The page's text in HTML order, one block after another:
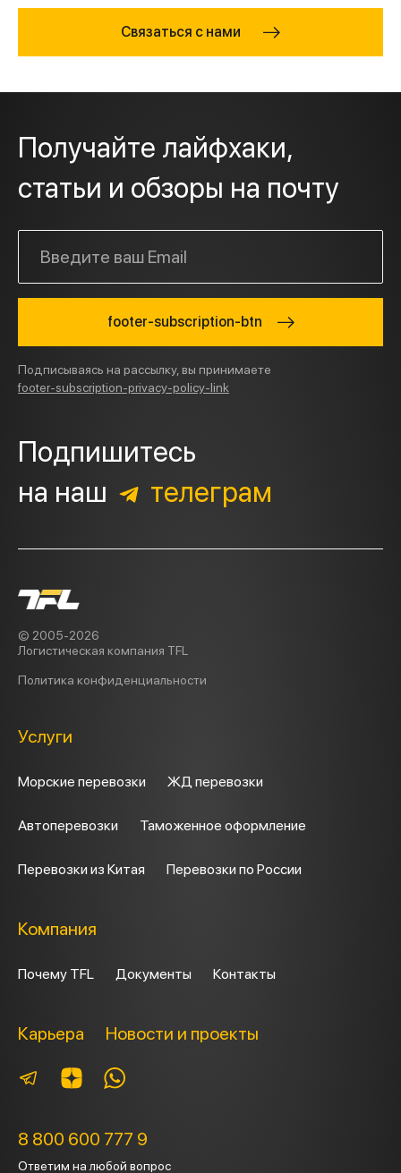
Связаться с нами
Получайте лайфхаки,
статьи и обзоры на почту
footer-subscription-btn
Подписываясь на рассылку, вы принимаете
footer-subscription-privacy-policy-link
Подпишитесь
на наш
телеграм
© 2005-2026
Логистическая компания TFL
Политика конфиденциальности
Услуги
Морские перевозки ЖД перевозки
Автоперевозки Таможенное оформление
Перевозки из Китая Перевозки по России
Компания
Почему TFL Документы Контакты
Карьера Новости и проекты
8 800 600 777 9
Ответим на любой вопрос